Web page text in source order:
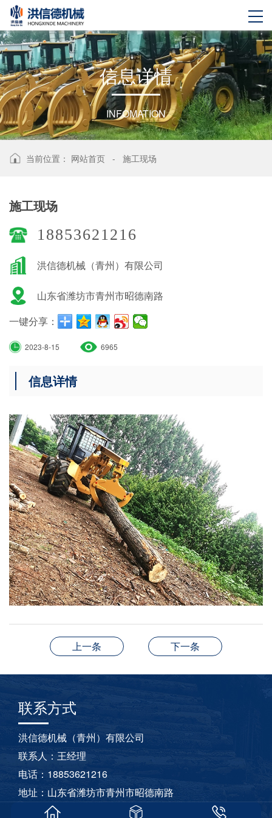
信息详情
INFOMATION
当前位置： 网站首页 - 施工现场
施工现场
18853621216
洪信德机械（青州）有限公司
山东省潍坊市青州市昭德南路
一键分享：
2023-8-15 6965
信息详情
上一条 下一条
联系方式
洪信德机械（青州）有限公司
联系人：王经理
电话：18853621216
地址：山东省潍坊市青州市昭德南路
鲁ICP备2021037378号-1